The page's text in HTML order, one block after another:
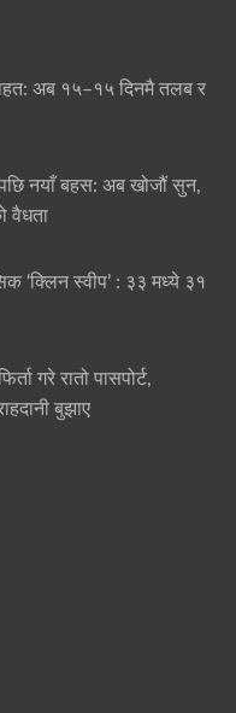
अब १५–१५ दिनमै तलब र
नयाँ बहस: अब खोजौं सुन,
वैधता
‘क्लिन स्वीप’ : ३३ मध्ये ३१
गरे रातो पासपोर्ट,
बुझाए